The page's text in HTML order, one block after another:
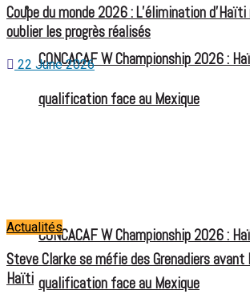
FOOTBALL FÉMININ
CONCACAF W Championship 2026 :
qualification face au Mexique
CONCACAF W Championship 2026 :
qualification face au Mexique
Coupe du monde 2026 : L’élimination
oublier les progrès réalisés
22 June 2026
Actualités
Steve Clarke se méfie des Grenadiers avant
Haïti